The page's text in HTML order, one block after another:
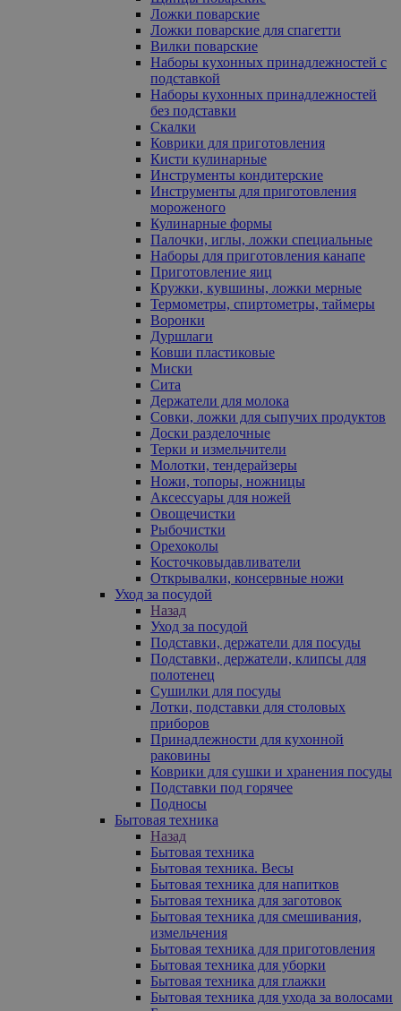
Ложки поварские
Ложки поварские для спагетти
Вилки поварские
Наборы кухонных принадлежностей с
подставкой
Наборы кухонных принадлежностей
без подставки
Скалки
Коврики для приготовления
Кисти кулинарные
Инструменты кондитерские
Инструменты для приготовления
мороженого
Кулинарные формы
Палочки, иглы, ложки специальные
Наборы для приготовления канапе
Приготовление яиц
Кружки, кувшины, ложки мерные
Термометры, спиртометры, таймеры
Воронки
Дуршлаги
Ковши пластиковые
Миски
Сита
Держатели для молока
Совки, ложки для сыпучих продуктов
Доски разделочные
Терки и измельчители
Молотки, тендерайзеры
Ножи, топоры, ножницы
Аксессуары для ножей
Овощечистки
Рыбочистки
Орехоколы
Косточковыдавливатели
Открывалки, консервные ножи
Уход за посудой
Назад
Уход за посудой
Подставки, держатели для посуды
Подставки, держатели, клипсы для
полотенец
Сушилки для посуды
Лотки, подставки для столовых
приборов
Принадлежности для кухонной
раковины
Коврики для сушки и хранения посуды
Подставки под горячее
Подносы
Бытовая техника
Назад
Бытовая техника
Бытовая техника. Весы
Бытовая техника для напитков
Бытовая техника для заготовок
Бытовая техника для смешивания,
измельчения
Бытовая техника для приготовления
Бытовая техника для уборки
Бытовая техника для глажки
Бытовая техника для ухода за волосами